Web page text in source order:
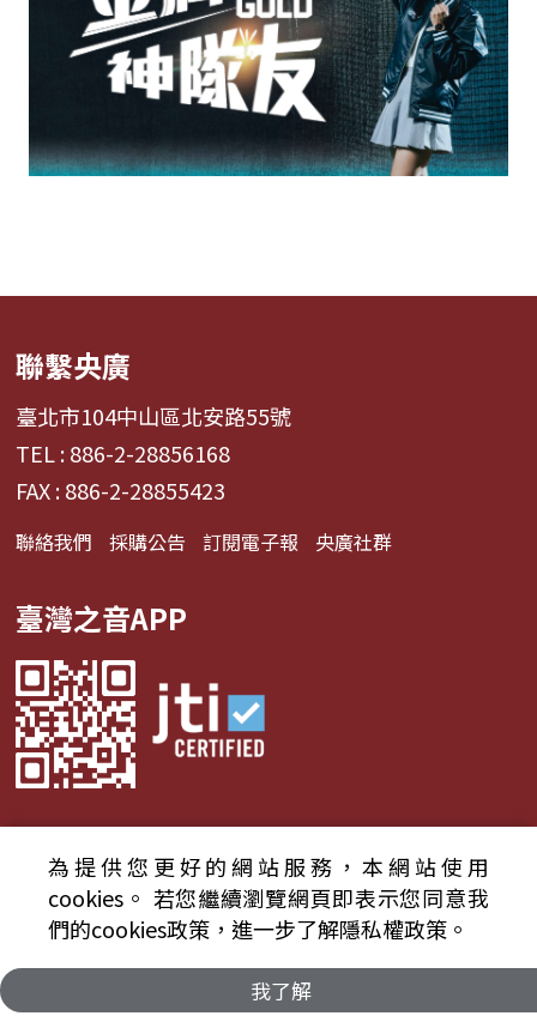
聯繫央廣
臺北市104中山區北安路55號
TEL : 886-2-28856168
FAX : 886-2-28855423
聯絡我們 採購公告 訂閱電子報 央廣社群
臺灣之音APP
© 2024財團法人中央廣播電臺 版權所有
資通安全政策聲明
服務條款 隱私權條款
為提供您更好的網站服務，本網站使用
cookies。 若您繼續瀏覽網頁即表示您同意我
們的cookies政策，進一步了解隱私權政策。
我了解